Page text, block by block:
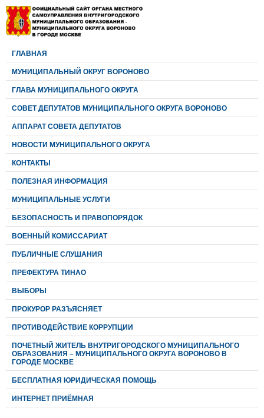
ГЛАВНАЯ
МУНИЦИПАЛЬНЫЙ ОКРУГ ВОРОНОВО
ГЛАВА МУНИЦИПАЛЬНОГО ОКРУГА
CОВЕТ ДЕПУТАТОВ МУНИЦИПАЛЬНОГО ОКРУГА ВОРОНОВО
АППАРАТ СОВЕТА ДЕПУТАТОВ
НОВОСТИ МУНИЦИПАЛЬНОГО ОКРУГА
КОНТАКТЫ
ПОЛЕЗНАЯ ИНФОРМАЦИЯ
МУНИЦИПАЛЬНЫЕ УСЛУГИ
БЕЗОПАСНОСТЬ И ПРАВОПОРЯДОК
ВОЕННЫЙ КОМИССАРИАТ
ПУБЛИЧНЫЕ СЛУШАНИЯ
ПРЕФЕКТУРА ТИНАО
ВЫБОРЫ
ПРОКУРОР РАЗЪЯСНЯЕТ
ПРОТИВОДЕЙСТВИЕ КОРРУПЦИИ
ПОЧЕТНЫЙ ЖИТЕЛЬ ВНУТРИГОРОДСКОГО МУНИЦИПАЛЬНОГО
ОБРАЗОВАНИЯ – МУНИЦИПАЛЬНОГО ОКРУГА ВОРОНОВО В
ГОРОДЕ МОСКВЕ
БЕСПЛАТНАЯ ЮРИДИЧЕСКАЯ ПОМОЩЬ
ИНТЕРНЕТ ПРИЁМНАЯ